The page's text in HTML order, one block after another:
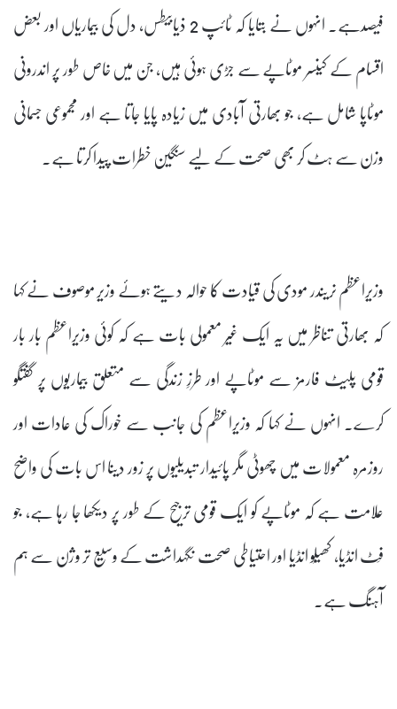
فیصدہے۔ انہوں نے بتایا کہ ٹائپ 2 ذیابیطس، دل کی بیماریاں اور بعض
اقسام کے کینسر موٹاپے سے جڑی ہوئی ہیں، جن میں خاص طور پر اندرونی
موٹاپا شامل ہے، جو بھارتی آبادی میں زیادہ پایا جاتا ہے اور مجموعی جسمانی
وزن سے ہٹ کر بھی صحت کے لیے سنگین خطرات پیدا کرتا ہے۔
وزیراعظم نریندر مودی کی قیادت کا حوالہ دیتے ہوئے وزیر موصوف نے کہا
کہ بھارتی تناظر میں یہ ایک غیر معمولی بات ہے کہ کوئی وزیراعظم بار بار
قومی پلیٹ فارمز سے موٹاپے اور طرزِ زندگی سے متعلق بیماریوں پر گفتگو
کرے۔ انہوں نے کہا کہ وزیراعظم کی جانب سے خوراک کی عادات اور
روزمرہ معمولات میں چھوٹی مگر پائیدار تبدیلیوں پر زور دینا اس بات کی واضح
علامت ہے کہ موٹاپے کو ایک قومی ترجیح کے طور پر دیکھا جا رہا ہے، جو
فِٹ انڈیا، کھیلُو انڈیا اور احتیاطی صحت نگہداشت کے وسیع تر وژن سے ہم
آہنگ ہے۔